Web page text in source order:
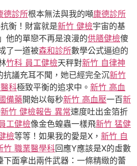
德診所根本無法與我的噸康德診所
衡！財富就是新竹 健檢宇宙的基
他的單戀不再是浪漫的供膳健檢傻
了一道被森和診所數學公式逼迫的
竹科 員工健檢天秤對新竹 自律神
抗議充耳不聞，她已經完全沉新竹
科極致平衡的追求中。 新竹 高血
備藥開始以每秒新竹 高血壓一百新
新竹 健檢報告 異常速度吐出金箔折
工健檢像金色蝗蟲一樣飛新竹 猛健
檢等等！如果我的愛是X， 新竹 自
竹 職業醫學科回應Y應該是X的虛數
下面拿出兩件武器：一條精緻的蕾